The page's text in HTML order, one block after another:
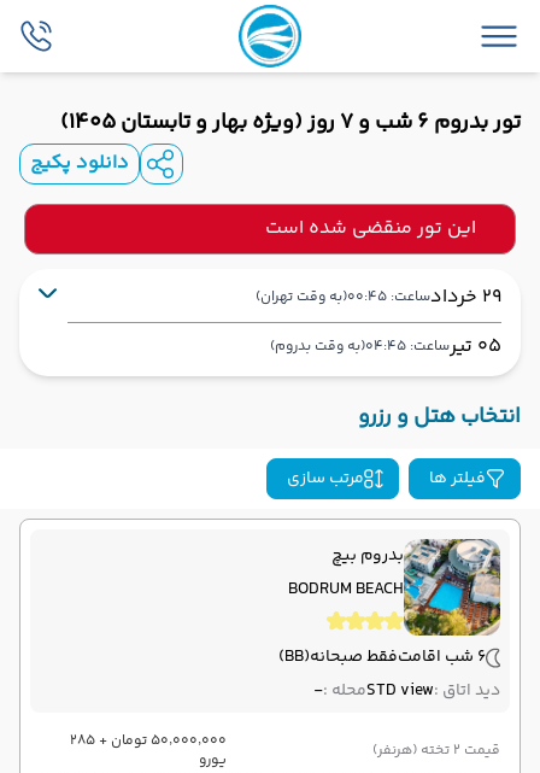
تور بدروم 6 شب و 7 روز (ویژه بهار و تابستان 1405)
دانلود پکیج
این تور منقضی شده است
29 خرداد ساعت: 00:45 (به وقت تهران)
05 تیر ساعت: 04:45 (به وقت بدروم)
شروع سفر
نوع سفر : هوایی (Economy)
ساعت حرکت :00:45 مدت پرواز :03:30
پایان سفر بدروم فرودگاه میلاس-بدروم BJV
تهران فرودگاه بین‌المللی امام خمینی IKA
نوع سفر :هوایی (Economy)
ساعت حرکت :04:45
انتخاب هتل و رزرو
فیلتر ها مرتب سازی
بدروم بیچ
BODRUM BEACH
6 شب اقامت فقط صبحانه(BB)
دید اتاق :STD viewمحله :-
قیمت 2 تخته (هرنفر)
۵۰٬۰۰۰٬۰۰۰ تومان + ۲۸۵
یورو